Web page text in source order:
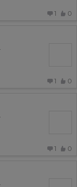
1 0
1 0
1 0